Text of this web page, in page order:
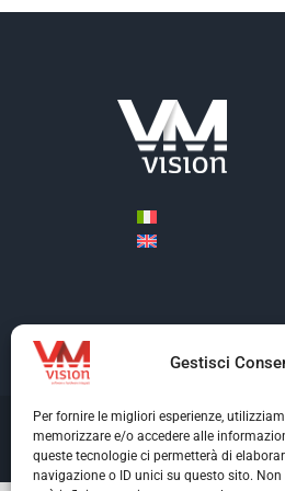
Gestisci
Per fornire le migliori esperienze,
memorizzare e/o accedere alle
queste tecnologie ci permetterà di
navigazione o ID unici su questo sito.